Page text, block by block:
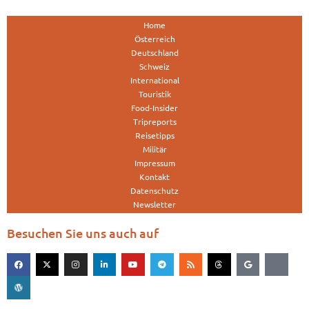
Home
Österreich
Deutschland
Schweiz
International
Touristik
Food-Insider
Tripreports
Reisetipps
Militär
Impressum
Kontakt
Datenschutz
Newsletter
Besuchen Sie uns auch auf